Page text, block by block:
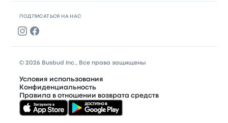
ПОДПИСАТЬСЯ НА НАС
© 2026 Busbud Inc., Все права защищены
Условия использования
Конфиденциальность
Правила в отношении возврата средств